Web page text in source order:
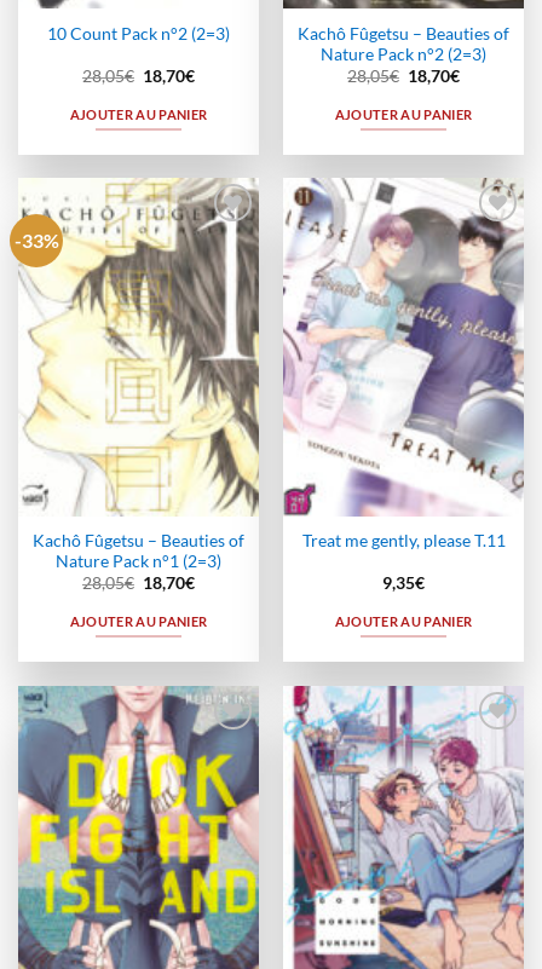
10 Count Pack n°2 (2=3)
28,05€ Le
prix
initial
était :
18,70€Le
actuel
est :
AJOUTER AU PANIER
Kachô Fûgetsu – Beauties of
Nature Pack n°2 (2=3)
28,05€ Le
prix
initial
était :
18,70€Le
actuel
est :
AJOUTER AU PANIER
-33%
Ajouter
à la
wishlist
Kachô Fûgetsu – Beauties of
Nature Pack n°1 (2=3)
28,05€ Le
prix
initial
était :
18,70€Le
actuel
est :
AJOUTER AU PANIER
Ajouter
à la
wishlist
Treat me gently, please T.11
9,35€
AJOUTER AU PANIER
à la
wishlist
Ajouter
à la
wishlist